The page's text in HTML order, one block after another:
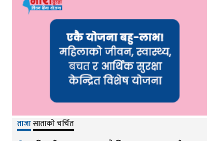
ताजासाताको चर्चित